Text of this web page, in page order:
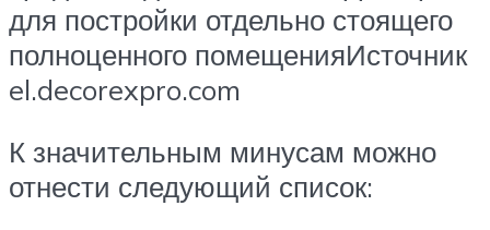
для постройки отдельно стоящего
полноценного помещенияИсточник
el.decorexpro.com
К значительным минусам можно
отнести следующий список: